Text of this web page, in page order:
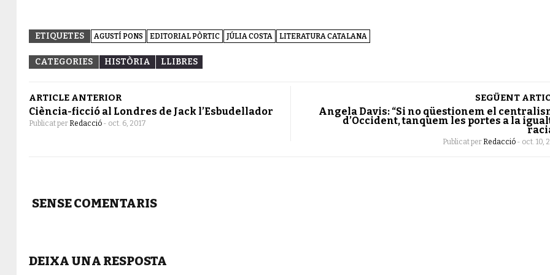
ETIQUETES AGUSTÍ PONS EDITORIAL PÒRTIC JÚLIA COSTA LITERATURA CATALANA
CATEGORIES HISTÒRIA LLIBRES
ARTICLE ANTERIOR
Ciència-ficció al Londres de Jack l’Esbudellador
Publicat per Redacció - oct. 6, 2017
SEGÜENT
Angela Davis: “Si no qüestionem el
d’Occident, tanquem les portes a la
Publicat per Redacció - oct. 10,
SENSE COMENTARIS
DEIXA UNA RESPOSTA